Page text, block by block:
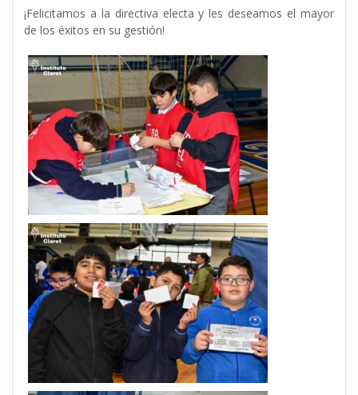
¡Felicitamos a la directiva electa y les deseamos el mayor
de los éxitos en su gestión!